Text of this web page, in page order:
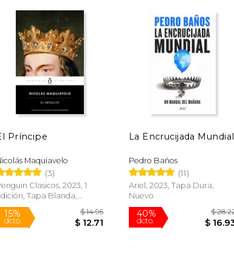
dcto. $ 25.83
Príncipe
Maquiavelo
(3)
Clasicos, 2023, 1
Tapa Blanda,
La Encrucijada Mundial
Pedro Baños
(11)
Ariel, 2023, Tapa Dura,
Nuevo